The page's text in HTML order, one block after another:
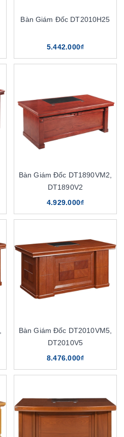
Bàn Giám Đốc DT2010H25
5.442.000₫
Bàn Giám Đốc DT1890VM2,
DT1890V2
4.929.000₫
Bàn Giám Đốc DT2010VM5,
DT2010V5
8.476.000₫